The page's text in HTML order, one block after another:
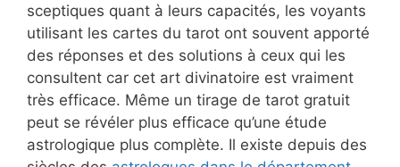
sceptiques quant à leurs capacités, les voyants
utilisant les cartes du tarot ont souvent apporté
des réponses et des solutions à ceux qui les
consultent car cet art divinatoire est vraiment
très efficace. Même un tirage de tarot gratuit
peut se révéler plus efficace qu’une étude
astrologique plus complète. Il existe depuis des